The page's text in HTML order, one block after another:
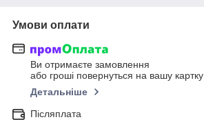
Умови оплати
Ви отримаєте замовлення
або гроші повернуться на вашу картку
Детальніше
Післяплата